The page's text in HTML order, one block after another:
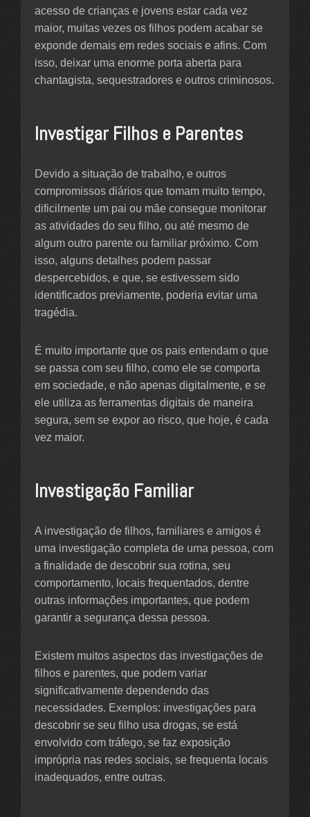
acesso de crianças e jovens estar cada vez
maior, muitas vezes os filhos podem acabar se
exponde demais em redes sociais e afins. Com
isso, deixar uma enorme porta aberta para
chantagista, sequestradores e outros criminosos.
Investigar Filhos e Parentes
Devido a situação de trabalho, e outros
compromissos diários que tomam muito tempo,
dificilmente um pai ou mãe consegue monitorar
as atividades do seu filho, ou até mesmo de
algum outro parente ou familiar próximo. Com
isso, alguns detalhes podem passar
despercebidos, e que, se estivessem sido
identificados previamente, poderia evitar uma
tragédia.
É muito importante que os pais entendam o que
se passa com seu filho, como ele se comporta
em sociedade, e não apenas digitalmente, e se
ele utiliza as ferramentas digitais de maneira
segura, sem se expor ao risco, que hoje, é cada
vez maior.
Investigação Familiar
A investigação de filhos, familiares e amigos é
uma investigação completa de uma pessoa, com
a finalidade de descobrir sua rotina, seu
comportamento, locais frequentados, dentre
outras informações importantes, que podem
garantir a segurança dessa pessoa.
Existem muitos aspectos das investigações de
filhos e parentes, que podem variar
significativamente dependendo das
necessidades. Exemplos: investigações para
descobrir se seu filho usa drogas, se está
envolvido com tráfego, se faz exposição
imprópria nas redes sociais, se frequenta locais
inadequados, entre outras.